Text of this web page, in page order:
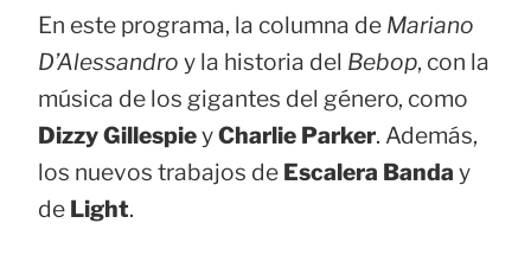
En este programa, la columna de Mariano
D’Alessandro y la historia del Bebop, con la
música de los gigantes del género, como
Dizzy GillespieyCharlie Parker. Además,
los nuevos trabajos de Escalera Banda y
de Light.